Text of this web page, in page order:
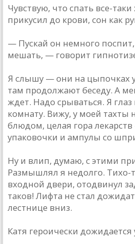
Чувствую, что спать все-таки
прикусил до крови, сон как
— Пускай он немного
мешать, — говорит
Я слышу — они на цыпочках
там продолжают беседу. А
ждет. Надо срываться. Я
комнату. Вижу, у моей тахты
блюдом, целая гора
упаковочки и ампулы со
Ну и влип, думаю, с этими
Размышлял я недолго. Тихо-
входной двери, отодвинул
таков! Лифта не стал
лестнице вниз.
Катя героически дожидается